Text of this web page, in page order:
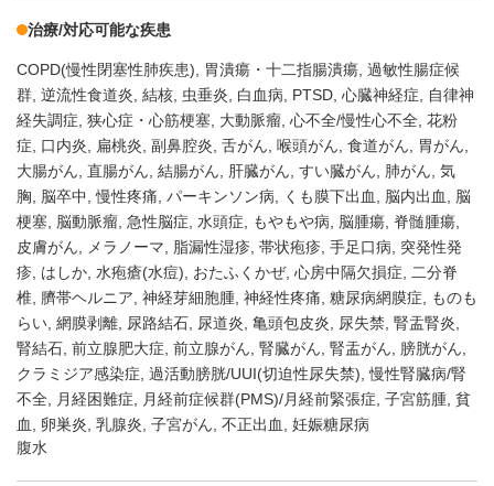
治療/対応可能な疾患
COPD(慢性閉塞性肺疾患) 胃潰瘍・十二指腸潰瘍 過敏性腸症候
群 逆流性食道炎 結核 虫垂炎 白血病 PTSD 心臓神経症
自律神
経失調症 狭心症・心筋梗塞 大動脈瘤 心不全/慢性心不全 花粉
症
口内炎 扁桃炎 副鼻腔炎 舌がん 喉頭がん 食道がん
胃がん
大腸がん 直腸がん 結腸がん 肝臓がん すい臓がん 肺がん 気
胸
脳卒中 慢性疼痛 パーキンソン病 くも膜下出血 脳内出血
脳
梗塞
脳動脈瘤 急性脳症 水頭症 もやもや病 脳腫瘍 脊髄腫瘍
皮膚がん
メラノーマ 脂漏性湿疹 帯状疱疹 手足口病
突発性発
疹 はしか 水疱瘡(水痘) おたふくかぜ 心房中隔欠損症
二分脊
椎 臍帯ヘルニア 神経芽細胞腫 神経性疼痛 糖尿病網膜症
ものも
らい 網膜剥離 尿路結石 尿道炎 亀頭包皮炎 尿失禁 腎盂腎炎
腎結石 前立腺肥大症 前立腺がん 腎臓がん 腎盂がん
膀胱がん
クラミジア感染症 過活動膀胱/UUI(切迫性尿失禁) 慢性腎臓病/腎
不全
月経困難症 月経前症候群(PMS)/月経前緊張症 子宮筋腫 貧
血
卵巣炎 乳腺炎 子宮がん 不正出血
妊娠糖尿病
腹水